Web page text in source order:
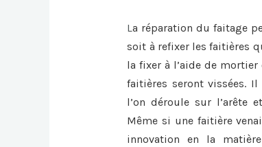
La réparation du faitage
soit à refixer les faitières
la fixer à l’aide de
faitières seront vissées.
l’on déroule sur l’arête
Même si une faitière
innovation en la